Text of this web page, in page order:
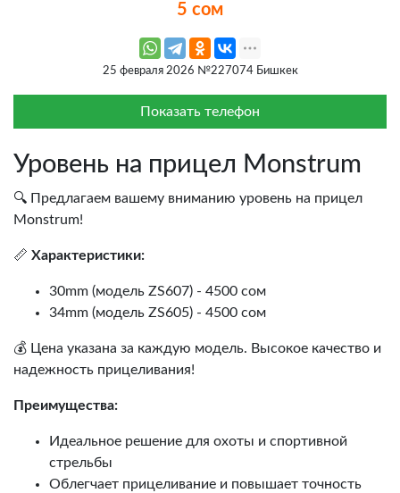
5 сом
25 февраля 2026 №227074 Бишкек
Показать телефон
Уровень на прицел Monstrum
🔍 Предлагаем вашему вниманию уровень на прицел
Monstrum!
📏 Характеристики:
30mm (модель ZS607) - 4500 сом
34mm (модель ZS605) - 4500 сом
💰 Цена указана за каждую модель. Высокое качество и
надежность прицеливания!
Преимущества:
Идеальное решение для охоты и спортивной
стрельбы
Облегчает прицеливание и повышает точность